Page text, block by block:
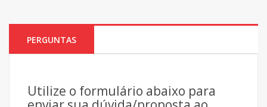
PERGUNTAS
Utilize o formulário abaixo para